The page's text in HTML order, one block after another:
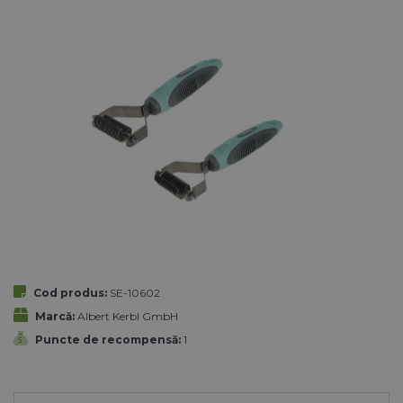
Cod produs: SE-10602
Marcă: Albert Kerbl GmbH
Puncte de recompensă: 1